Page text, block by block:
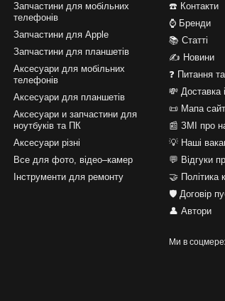
Запчастини для мобільних
телефонів
Запчастини для Apple
Запчастини для планшетів
Аксесуари для мобільних
телефонів
Аксесуари для планшетів
Аксесуари и запчастини для
ноутбуків та ПК
Аксесуари різні
Все для фото, відео–камер
Інструменти для ремонту
☎️ Контакти
⌚ Бренди
📚 Статті
✍ Новини
❓ Питання та
💸 Доставка
📜 Мапа
📰 ЗМІ про
💡 Наші
💬 Відгуки
🤝 Політика
🛡️ Договір
👤 Автори
Ми в